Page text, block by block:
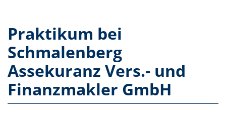
Praktikum bei
Schmalenberg
Assekuranz Vers.- und
Finanzmakler GmbH